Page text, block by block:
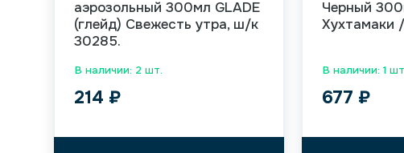
В наличии: 2 шт.
аэрозольный 300мл GLADE
(глейд) Свежесть утра, ш/к
30285.
214 ₽
В наличии: 1
Черный
Хухтамаки
677 ₽